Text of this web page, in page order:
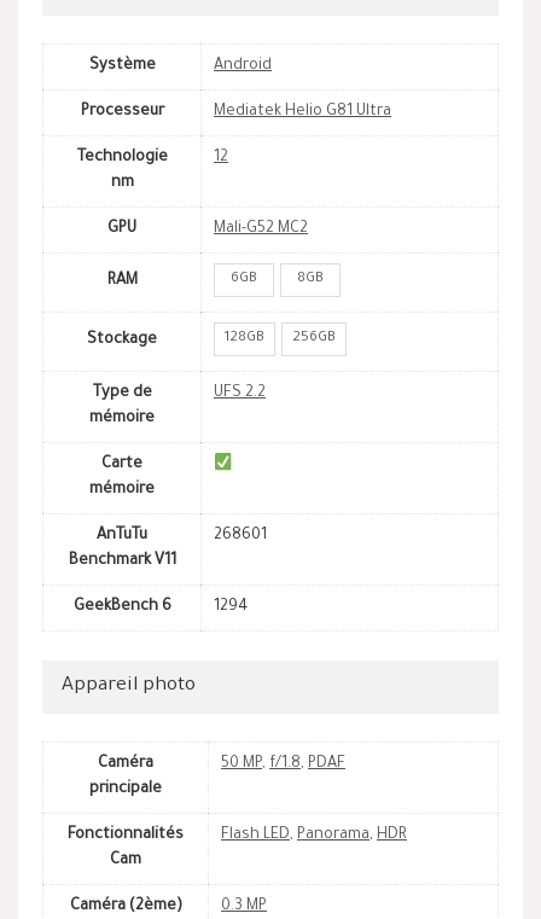
Système Android
Processeur Mediatek Helio G81 Ultra
Technologie
nm
12
GPU Mali-G52 MC2
RAM 6GB 8GB
Stockage 128GB 256GB
Type de
mémoire
UFS 2.2
Carte
mémoire
AnTuTu
Benchmark V11
268601
GeekBench 6 1294
Appareil photo
Caméra
principale
50 MP, f/1.8, PDAF
Fonctionnalités
Cam
Flash LED, Panorama, HDR
Caméra (2ème) 0.3 MP